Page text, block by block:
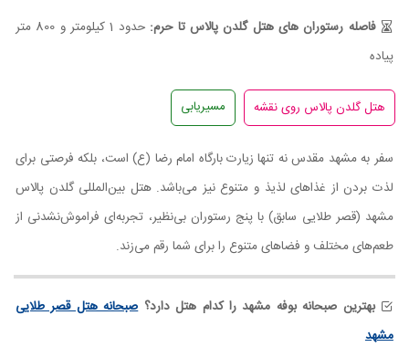
فاصله رستوران های هتل گلدن پالاس تا حرم:
حدود 1 کیلومتر و 800 متر
پیاده
مسیریابی
سفر به مشهد مقدس نه تنها زیارت بارگاه امام رضا (ع) است، بلکه فرصتی برای
لذت بردن از غذاهای لذیذ و متنوع نیز می‌باشد. هتل بین‌المللی گلدن پالاس
مشهد (قصر طلایی سابق) با پنج رستوران بی‌نظیر، تجربه‌ای فراموش‌نشدنی از
طعم‌های مختلف و فضاهای متنوع را برای شما رقم می‌زند.
بهترین صبحانه بوفه مشهد را کدام هتل دارد؟صبحانه هتل قصر طلایی
مشهد